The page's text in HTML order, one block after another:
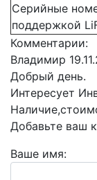
Серийные
поддержкой
Комментарии:
Владимир
Добрый день.
Интересует
Добавьте ваш
Ваше имя: